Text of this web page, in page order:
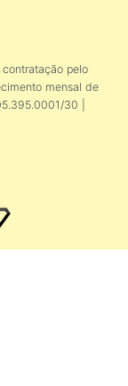
pelo
mensal de
30 |